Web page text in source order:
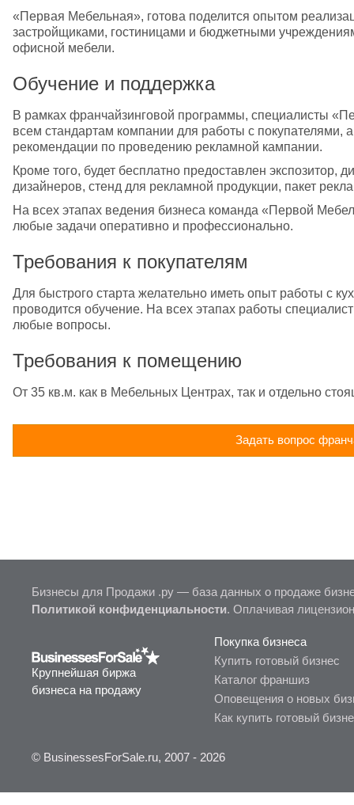
«Первая Мебельная», готова поделится опытом
застройщиками, гостиницами и бюджетными
офисной мебели.
Обучение и поддержка
В рамках франчайзинговой программы, специалисты
всем стандартам компании для работы с покупателями,
рекомендации по проведению рекламной кампании.
Кроме того, будет бесплатно предоставлен экспозитор,
дизайнеров, стенд для рекламной продукции, пакет
На всех этапах ведения бизнеса команда «Первой
любые задачи оперативно и профессионально.
Требования к покупателям
Для быстрого старта желательно иметь опыт работы с
проводится обучение. На всех этапах работы
любые вопросы.
Требования к помещению
От 35 кв.м. как в Мебельных Центрах, так и отдельно
Задать вопрос
Бизнесы для Продажи .ру — база данных о продаже
Политикой конфиденциальности. Оплачивая
Крупнейшая биржа
бизнеса на продажу
Покупка бизнеса
Купить готовый бизнес
Каталог франшиз
Оповещения о новых
Как купить готовый
© BusinessesForSale.ru, 2007 - 2026